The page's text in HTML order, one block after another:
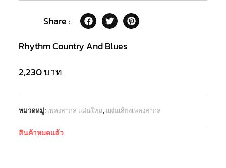
Share :
Rhythm Country And Blues
2,230บาท
หมวดหมู่: เพลงสากล แผ่นใหม่, แผ่นเสียงเพลงสากล
สินค้าหมดแล้ว